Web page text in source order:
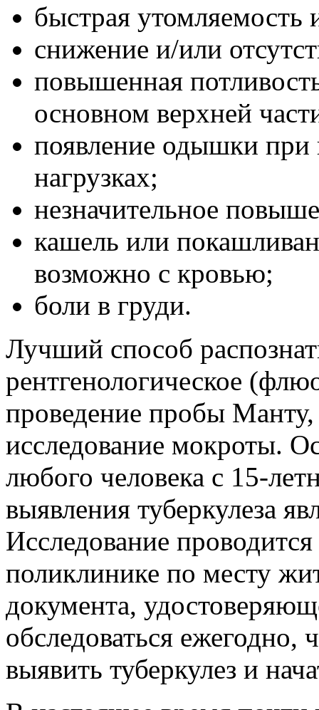
быстрая утомляемость
снижение и/или
повышенная
основном верхней
появление одышки
нагрузках;
незначительное
кашель или
возможно с кровью;
боли в груди.
Лучший способ
рентгенологическое
проведение пробы
исследование мокроты.
любого человека с 15-
выявления туберкулеза
Исследование
поликлинике по месту
документа,
обследоваться
выявить туберкулез и